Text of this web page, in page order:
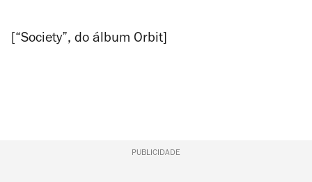
[“Society”, do álbum Orbit]
PUBLICIDADE